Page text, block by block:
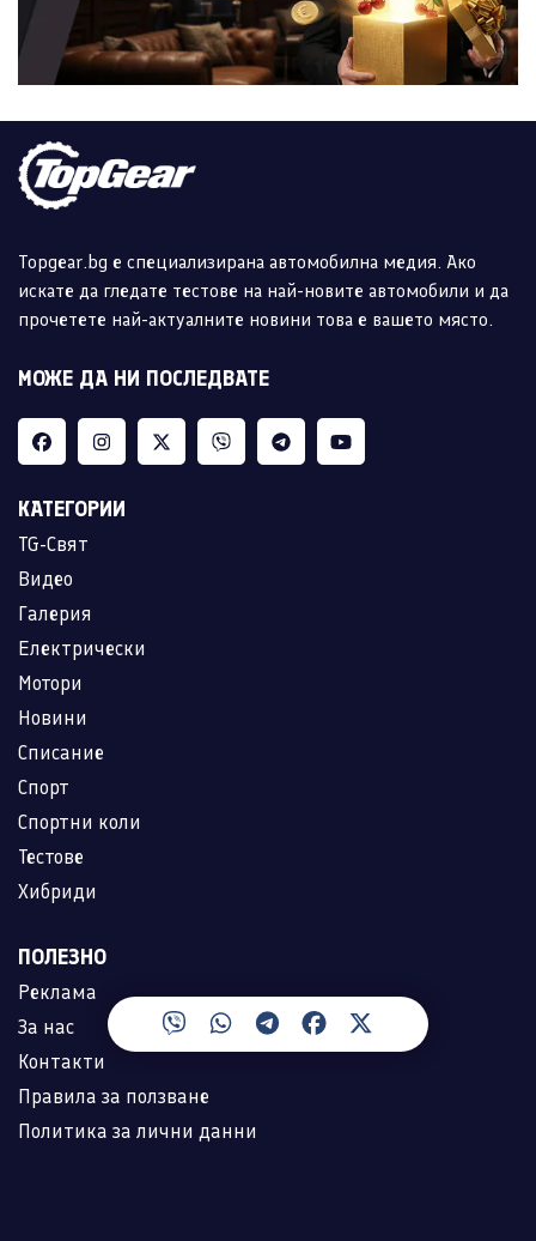
Topgear.bg е специализирана автомобилна медия. Ако
искате да гледате тестове на най-новите автомобили и да
прочетете най-актуалните новини това е вашето място.
МОЖЕ ДА НИ ПОСЛЕДВАТЕ
КАТЕГОРИИ
TG-Свят
Видео
Галерия
Електрически
Мотори
Новини
Списание
Спорт
Спортни коли
Тестове
Хибриди
ПОЛЕЗНО
Реклама
За нас
Контакти
Правила за ползване
Политика за лични данни